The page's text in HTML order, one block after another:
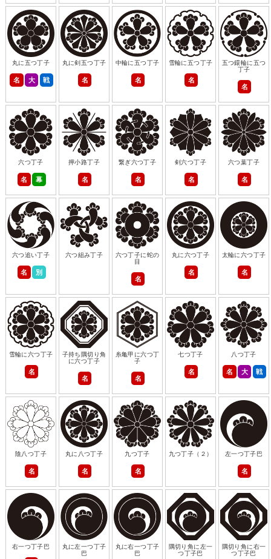
丸に五つ丁子
名 大 戦
丸に剣五つ丁子
名
中輪に五つ丁子
名
雪輪に五つ丁子
名
五つ鐶輪に五つ
丁子
名
六つ丁子
名 幕
押小路丁子
名
繋ぎ六つ丁子
名
剣六つ丁子
名
六つ葉丁子
名
六つ追い丁子
名 別
六つ組み丁子
六つ丁子に蛇の
目
名
丸に六つ丁子
名
太輪に六つ丁子
名
雪輪に六つ丁子
名
子持ち隅切り角
に六つ丁子
名
糸亀甲に六つ丁
子
名
七つ丁子
名
八つ丁子
名 大 戦
陰八つ丁子
名
丸に八つ丁子
名
九つ丁子
名
九つ丁子（２） 左一つ丁子巴
名
右一つ丁子巴
丸に左一つ丁子
巴
丸に右一つ丁子
巴
隅切り角に左一
つ丁子巴
隅切り角に右一
つ丁子巴